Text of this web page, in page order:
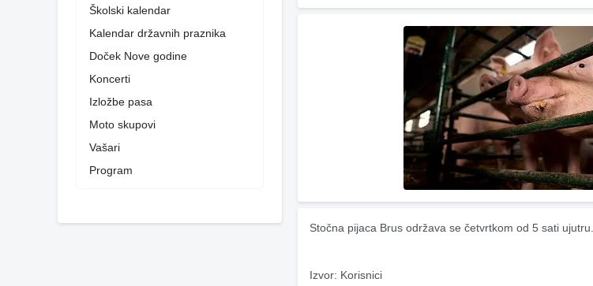
Školski kalendar
Kalendar državnih praznika
Doček Nove godine
Koncerti
Izložbe pasa
Moto skupovi
Vašari
Program
Stočna pijaca Brus održava se četvrtkom od 5 sati ujutru.
Izvor: Korisnici